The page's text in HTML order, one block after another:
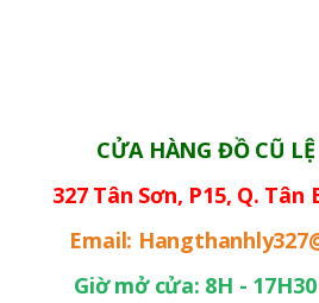
CỬA HÀNG ĐỒ CŨ
327 Tân Sơn, P15, Q. Tân
Email:
Giờ mở cửa: 8H -